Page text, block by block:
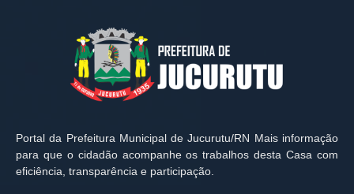
Portal da Prefeitura Municipal de Jucurutu/RN Mais informação
para que o cidadão acompanhe os trabalhos desta Casa com
eficiência, transparência e participação.